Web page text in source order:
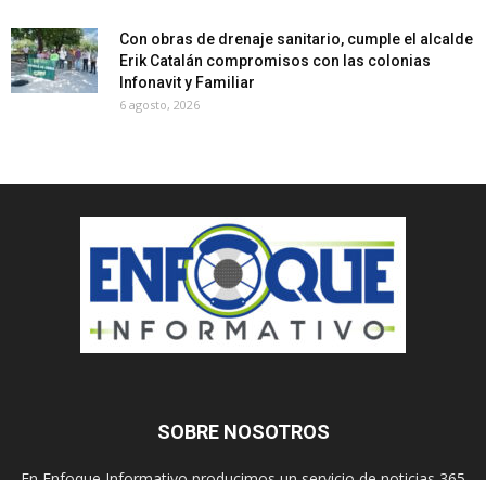
Con obras de drenaje sanitario, cumple el alcalde
Erik Catalán compromisos con las colonias
Infonavit y Familiar
6 agosto, 2026
SOBRE NOSOTROS